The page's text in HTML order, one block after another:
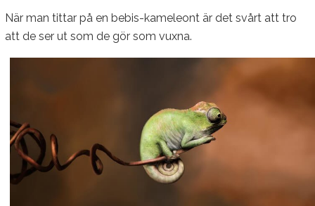
När man tittar på en bebis-kameleont är det svårt att tro
att de ser ut som de gör som vuxna.